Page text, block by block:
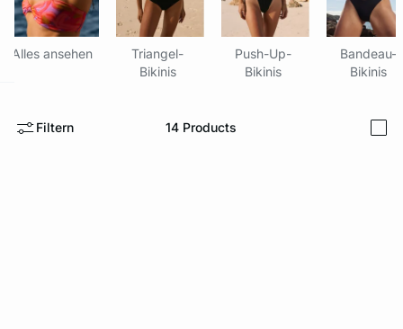
Alles ansehen
Triangel-
Bikinis
Push-Up-
Bikinis
Bandeau-
Bikinis
Filtern 14 Products